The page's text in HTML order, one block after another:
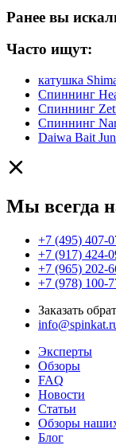
Ранее вы
Часто ищут:
катушка
Спиннинг
Спиннинг
Спиннинг
Daiwa Bait
Мы всегда
+7 (495) 407-
+7 (917) 424-
+7 (965) 202-
+7 (978) 100-
Заказать
Эксперты
Обзоры
FAQ
Новости
Статьи
Обзоры
Блог